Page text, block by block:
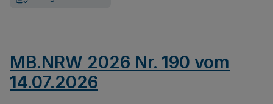
MB.NRW 2026 Nr. 190 vom
14.07.2026